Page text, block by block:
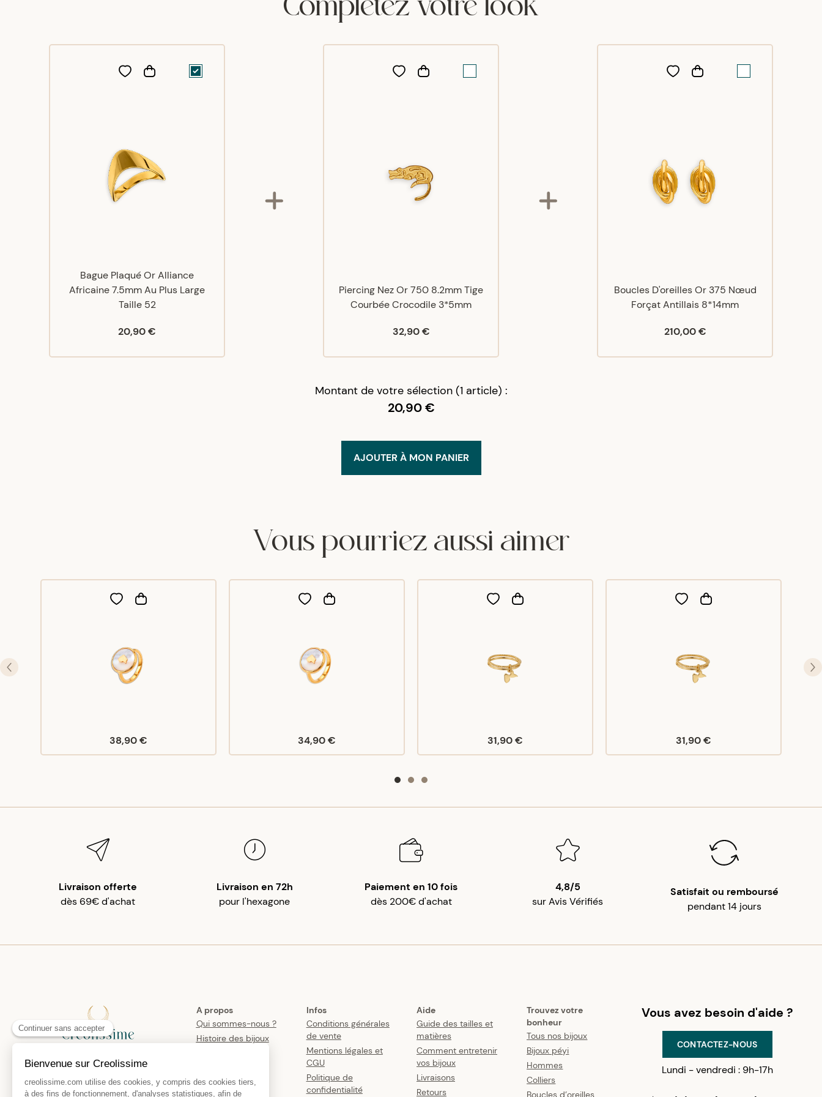
Bague Plaqué Or Alliance
Africaine 7.5mm Au Plus Large
Taille 52
20,90 €
Piercing Nez Or 750 8.2mm Tige
Courbée Crocodile 3*5mm
32,90 €
Boucles D'oreilles Or 375 Nœud
Forçat Antillais 8*14mm
210,00 €
Montant de votre sélection (1 article) :
20,90 €
AJOUTER À MON PANIER
Vous pourriez aussi aimer
38,90 € 34,90 € 31,90 € 31,90 €
Livraison offerte
dès 69€ d'achat
Livraison en 72h
pour l'hexagone
Paiement en 10 fois
dès 200€ d'achat
4,8/5
sur Avis Vérifiés
Satisfait ou remboursé
pendant 14 jours
A propos
Qui sommes-nous ?
Histoire des bijoux
Infos
Conditions générales
de vente
Mentions légales et
CGU
Politique de
confidentialité
Aide
Guide des tailles et
matières
Comment entretenir
vos bijoux
Livraisons
Retours
Trouvez votre
bonheur
Tous nos bijoux
Bijoux péyi
Hommes
Colliers
Boucles d’oreilles
Vous avez besoin d'aide ?
CONTACTEZ-NOUS
Lundi - vendredi : 9h-17h